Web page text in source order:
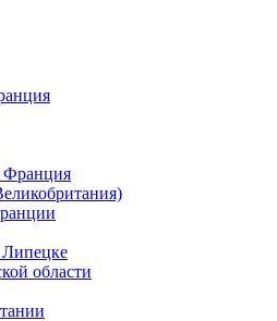
Франция
Липецке
области